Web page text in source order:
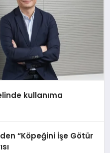
kullanıma
“Köpeğini İşe Götür